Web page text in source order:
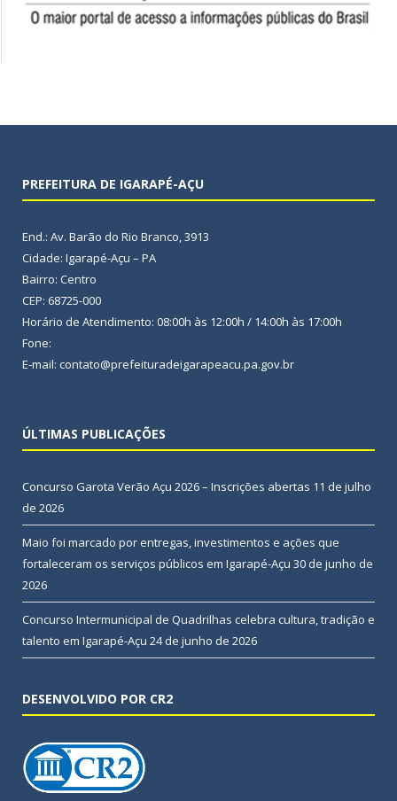
PREFEITURA DE IGARAPÉ-AÇU
End.: Av. Barão do Rio Branco, 3913
Cidade: Igarapé-Açu – PA
Bairro: Centro
CEP: 68725-000
Horário de Atendimento: 08:00h às 12:00h / 14:00h às 17:00h
Fone:
E-mail: contato@prefeituradeigarapeacu.pa.gov.br
ÚLTIMAS PUBLICAÇÕES
Concurso Garota Verão Açu 2026 – Inscrições abertas 11 de julho
de 2026
Maio foi marcado por entregas, investimentos e ações que
fortaleceram os serviços públicos em Igarapé-Açu 30 de junho de
2026
Concurso Intermunicipal de Quadrilhas celebra cultura, tradição e
talento em Igarapé-Açu 24 de junho de 2026
DESENVOLVIDO POR CR2